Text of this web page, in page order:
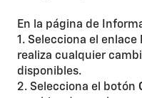
En la página de
1. Selecciona el enlace
realiza cualquier
disponibles.
2. Selecciona el botón